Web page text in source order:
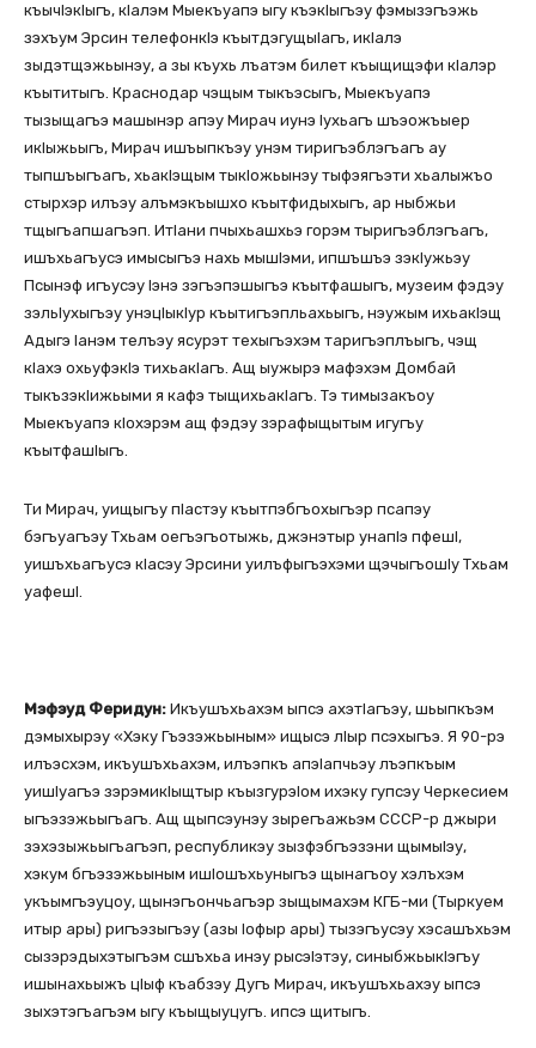
къычІэкІыгъ, кІалэм Мыекъуапэ ыгу къэкІыгъэу фэмызэгъэжь
зэхъум Эрсин телефонкІэ къытдэгущыІагъ, икІалэ
зыдэтщэжьынэу, а зы къухь лъатэм билет къыщищэфи кІалэр
къытитыгъ. Краснодар чэщым тыкъэсыгъ, Мыекъуапэ
тызыщагъэ машынэр апэу Мирач иунэ Іухьагъ шъэожъыер
икІыжьыгъ, Мирач ишъыпкъэу унэм тиригъэблэгъагъ ау
тыпшъыгъагъ, хьакІэщым тыкІожьынэу тыфэягъэти хьалыжъо
стырхэр илъэу алъмэкъышхо къытфидыхыгъ, ар ныбжьи
тщыгъапшагъэп. ИтІани пчыхьашхьэ горэм тыригъэблэгъагъ,
ишъхьагъусэ имысыгъэ нахь мышІэми, ипшъшъэ зэкІужьэу
Псынэф игъусэу Іэнэ зэгъэпэшыгъэ къытфашыгъ, музеим фэдэу
зэльІухыгъэу унэцІыкІур къытигъэпльахьыгъ, нэужым ихьакІэщ
Адыгэ Іанэм телъэу ясурэт техыгъэхэм таригъэплъыгъ, чэщ
кІахэ охьуфэкІэ тихьакІагъ. Ащ ыужырэ мафэхэм Домбай
тыкъзэкІижьыми я кафэ тыщихьакІагъ. Тэ тимызакъоу
Мыекъуапэ кІохэрэм ащ фэдэу зэрафыщытым игугъу
къытфашІыгъ.
Ти Мирач, уищыгъу пІастэу къытпэбгъохыгъэр псапэу
бэгъуагъэу Тхьам оегъэгъотыжь, джэнэтыр унапІэ пфешІ,
уишъхьагъусэ кІасэу Эрсини уилъфыгъэхэми щэчыгъошІу Тхьам
уафешІ.
Мэфэуд Феридун: Икъушъхьахэм ыпсэ ахэтІагъэу, шьыпкъэм
дэмыхырэу «Хэку Гъэзэжьыным» ищысэ лІыр псэхыгъэ. Я 90-рэ
илъэсхэм, икъушъхьахэм, илъэпкъ апэІапчьэу лъэпкъым
уишІуагъэ зэрэмикІыщтыр къызгурэІом ихэку гупсэу Черкесием
ыгъэзэжьыгъагъ. Ащ щыпсэунэу зырегъажьэм СССР-р джыри
зэхэзыжьыгъагъэп, республикэу зызфэбгъэзэни щымыІэу,
хэкум бгъэзэжьыным ишІошъхьуныгъэ щынагъоу хэлъхэм
укъымгъэуцоу, щынэгъончьагъэр зыщымахэм КГБ-ми (Тыркуем
итыр ары) ригъэзыгъэу (азы Іофыр ары) тызэгъусэу хэсашъхьэм
сызэрэдыхэтыгъэм сшъхьа инэу рысэІэтэу, синыбжьыкІэгъу
ишынахьыжъ цІыф къабзэу Дугъ Мирач, икъушъхьахэу ыпсэ
зыхэтэгъагъэм ыгу къыщыуцугъ. ипсэ щитыгъ.